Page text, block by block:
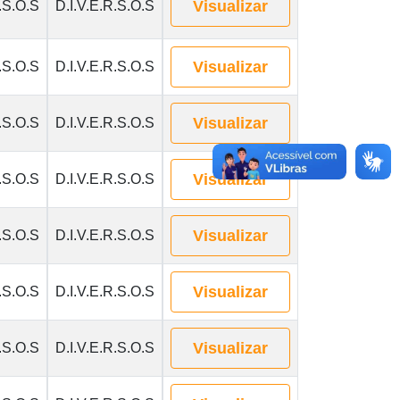
D.I.V.E.R.S.O.S Visualizar
D.I.V.E.R.S.O.S Visualizar
D.I.V.E.R.S.O.S Visualizar
D.I.V.E.R.S.O.S Visualizar
D.I.V.E.R.S.O.S Visualizar
D.I.V.E.R.S.O.S Visualizar
D.I.V.E.R.S.O.S Visualizar